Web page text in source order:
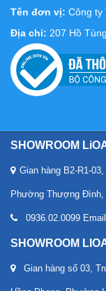
Tên đơn vị: Công ty
Địa chỉ: 207 Hồ
SHOWROOM
Gian hàng B2-R1-
Phường Thượng Đình,
0936.02.0099
SHOWROOM
Gian hàng số 03,